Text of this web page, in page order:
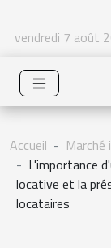
vendredi 7 août
Accueil
Marché
L'importance
locative et la
locataires